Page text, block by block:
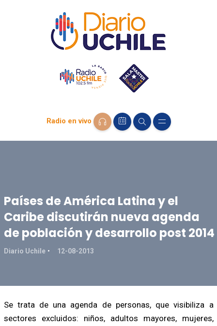
Radio en vivo
Países de América Latina y el
Caribe discutirán nueva agenda
de población y desarrollo post 2014
Diario Uchile 12-08-2013
Se trata de una agenda de personas, que visibiliza a
sectores excluidos: niños, adultos mayores, mujeres,